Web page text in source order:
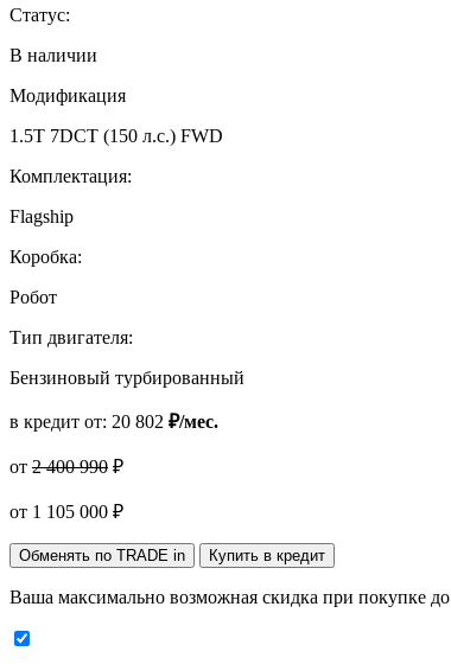
Статус:
В наличии
Модификация
1.5T 7DCT (150 л.с.) FWD
Комплектация:
Flagship
Коробка:
Робот
Тип двигателя:
Бензиновый турбированный
в кредит от: 20 802 ₽/мес.
от 2 400 990 ₽
от 1 105 000 ₽
Обменять по TRADE in Купить в кредит
Ваша максимально возможная скидка при покупке до